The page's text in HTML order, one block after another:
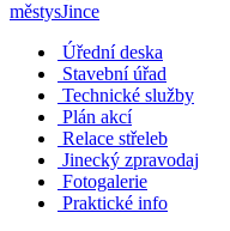
městysJince
Úřední deska
Stavební úřad
Technické služby
Plán akcí
Relace střeleb
Jinecký zpravodaj
Fotogalerie
Praktické info